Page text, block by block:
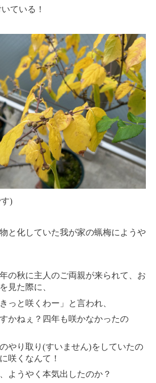
ている！
)
と化していた我が家の蝋梅にようや
の秋に主人のご両親が来られて、お
見た際に、
っと咲くわー」
と言われ、
かねぇ？四年も咲かなかったの
やり取り (すいません)をしていたの
咲くなんて！
ようやく本気出したのか？